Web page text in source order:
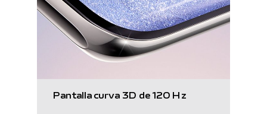
Pantalla curva3D de 120 Hz